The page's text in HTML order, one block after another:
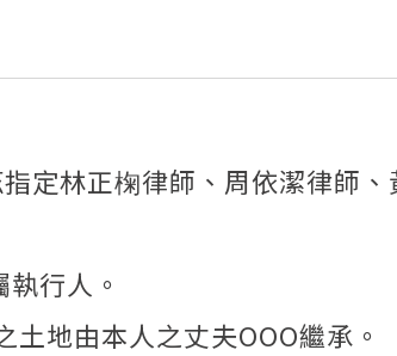
林正椈律師、周依潔律師、
行人。
地由本人之丈夫OOO繼承。